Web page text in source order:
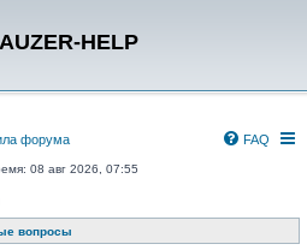
HELP
форума FAQ
08 авг 2026, 07:55
вопросы